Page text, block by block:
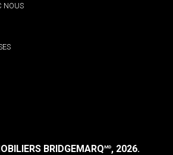
NOUS
BRIDGEMARQMD, 2026.